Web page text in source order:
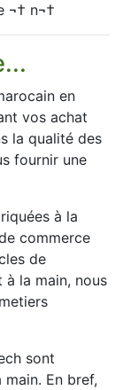
¬† n¬†
en
vos achat
la qualité des
fournir une
à la
commerce
de
à la main, nous
sont
En bref,